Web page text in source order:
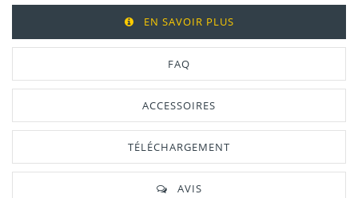
EN SAVOIR PLUS
FAQ
ACCESSOIRES
TÉLÉCHARGEMENT
AVIS